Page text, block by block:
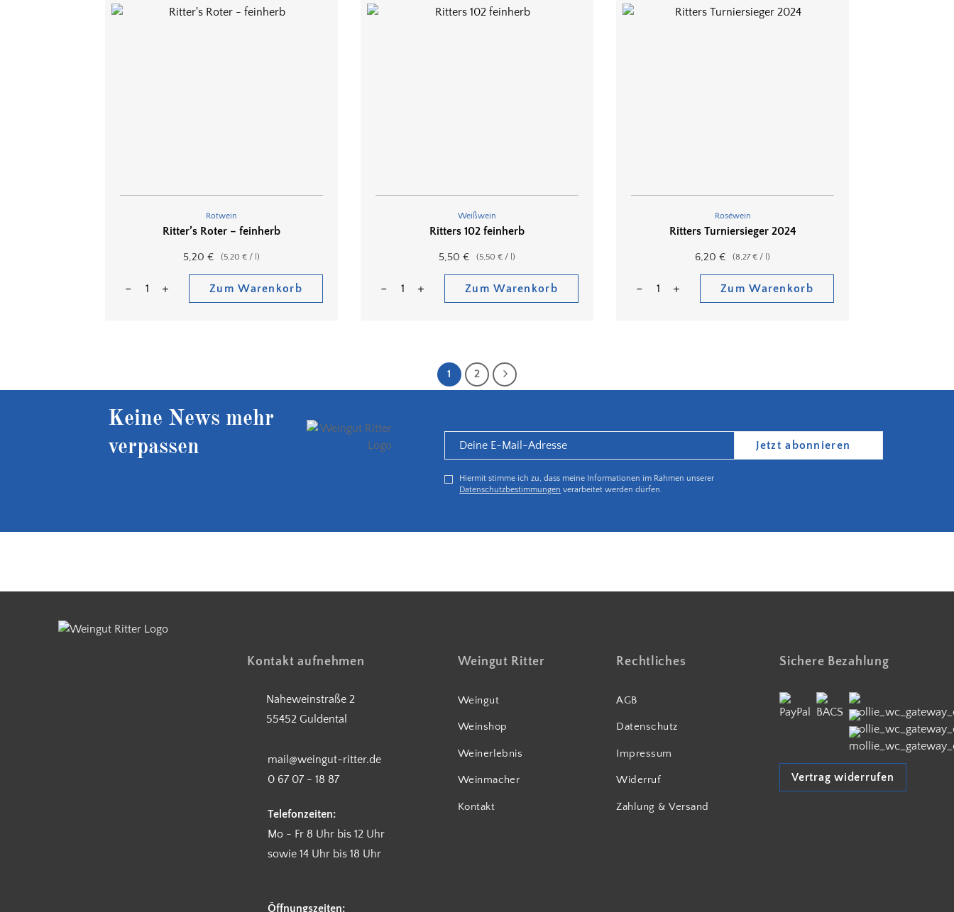
Rotwein
Ritter’s Roter – feinherb
5,20 € (5,20 € / )
Zum Warenkorb
Weißwein
Ritters 102 feinherb
5,50 € (5,50 € / )
Zum Warenkorb
Roséwein
Ritters Turniersieger 2024
6,20 € (8,27€ / )
Zum Warenkorb
1 2
Keine News mehr
verpassen
Hiermit stimme ich zu, dass meine Informationen im Rahmen unserer
Datenschutzbestimmungen verarbeitet werden dürfen.
Jetzt abonnieren
Kontakt aufnehmen
Naheweinstraße 2
55452 Guldental
mail@weingut-ritter.de
0 67 07 - 18 87
Telefonzeiten:
Mo - Fr 8 Uhr bis 12 Uhr
sowie 14 Uhr bis 18 Uhr
Öffnungszeiten:
Weingut Ritter
Weingut
Weinshop
Weinerlebnis
Weinmacher
Kontakt
Rechtliches
AGB
Datenschutz
Impressum
Widerruf
Zahlung & Versand
Sichere Bezahlung
Vertrag widerrufen